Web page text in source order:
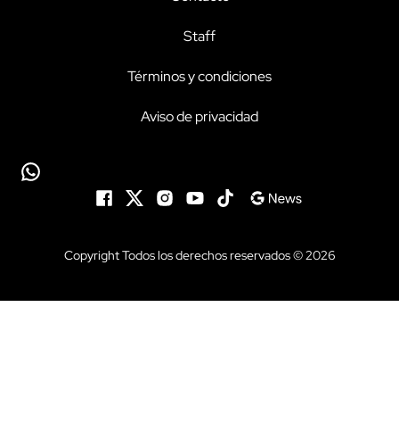
Staff
Términos y condiciones
Aviso de privacidad
Copyright Todos los derechos reservados © 2026